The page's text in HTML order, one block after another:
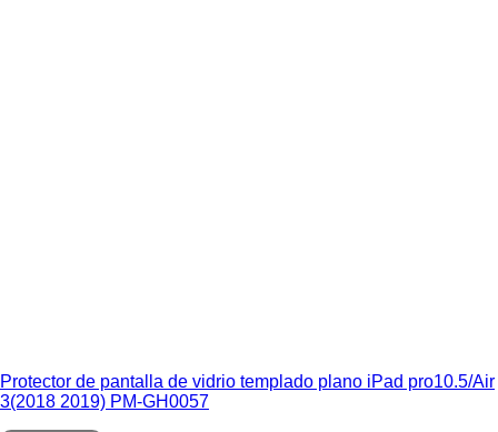
Protector de pantalla de vidrio templado plano iPad pro10.5/Air
3(2018 2019) PM-GH0057